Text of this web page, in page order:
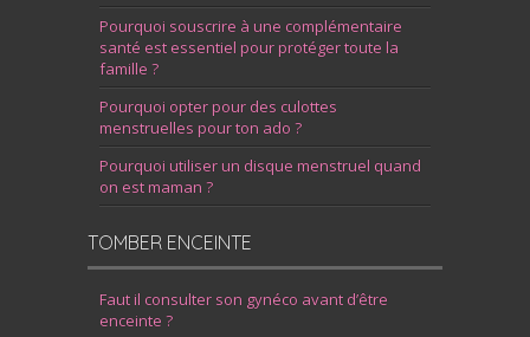
Pourquoi souscrire à une complémentaire
santé est essentiel pour protéger toute la
famille ?
Pourquoi opter pour des culottes
menstruelles pour ton ado ?
Pourquoi utiliser un disque menstruel quand
on est maman ?
TOMBER ENCEINTE
Faut il consulter son gynéco avant d’être
enceinte ?